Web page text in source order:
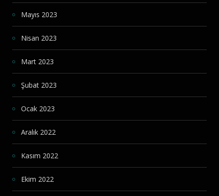
Mayıs 2023
Nisan 2023
Mart 2023
Şubat 2023
Ocak 2023
Aralık 2022
Kasım 2022
Ekim 2022